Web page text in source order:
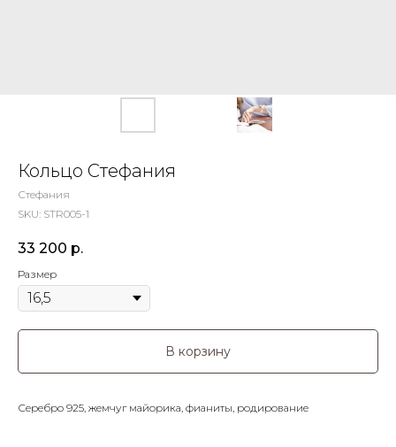
Кольцо Стефания
Стефания
SKU: STR005-1
33 200 р.
Размер
В корзину
Серебро 925, жемчуг майорика, фианиты, родирование